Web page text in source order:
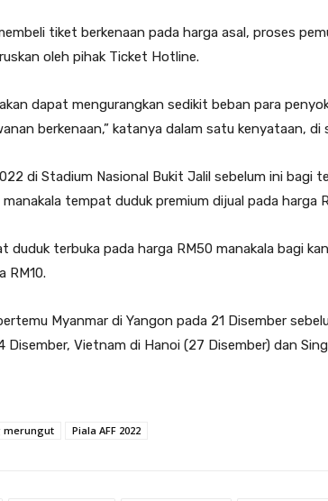
tiket berkenaan pada harga asal, proses
oleh pihak Ticket Hotline.
dapat mengurangkan sedikit beban para
berkenaan,” katanya dalam satu kenyataan, di
di Stadium Nasional Bukit Jalil sebelum ini bagi
tempat duduk premium dijual pada harga
duduk terbuka pada harga RM50 manakala bagi
RM10.
Myanmar di Yangon pada 21 Disember
Disember, Vietnam di Hanoi (27 Disember) dan
merungut Piala AFF 2022